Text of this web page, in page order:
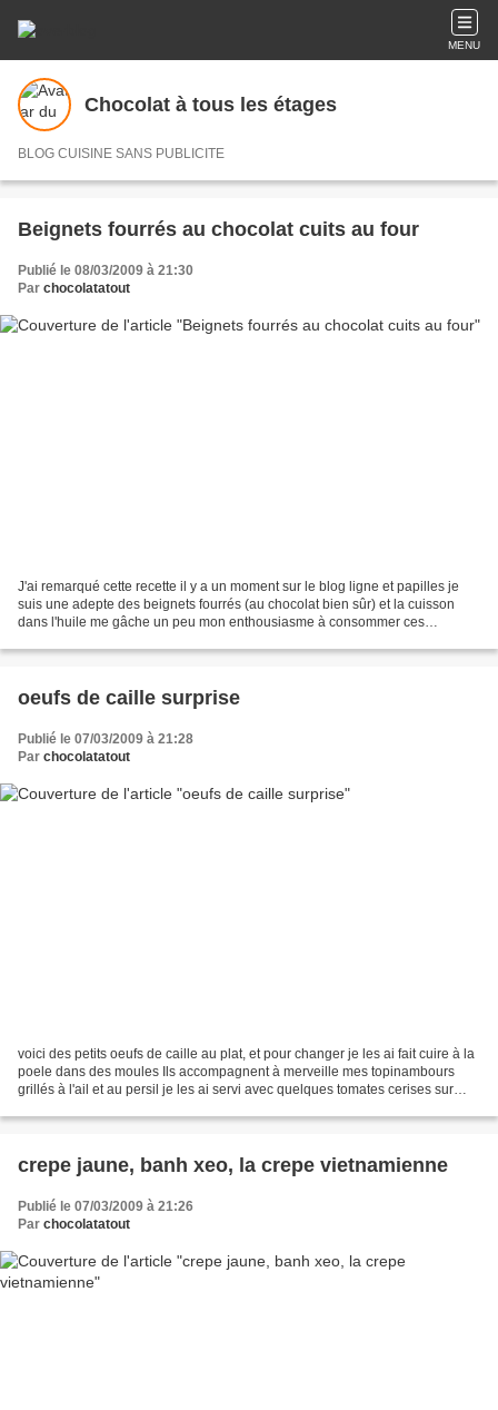
MENU
Chocolat à tous les étages
BLOG CUISINE SANS PUBLICITE
Beignets fourrés au chocolat cuits au four
Publié le 08/03/2009 à 21:30
Par chocolatatout
J'ai remarqué cette recette il y a un moment sur le blog ligne et papilles je
suis une adepte des beignets fourrés (au chocolat bien sûr) et la cuisson
dans l'huile me gâche un peu mon enthousiasme à consommer ces
oeufs de caille surprise
Publié le 07/03/2009 à 21:28
Par chocolatatout
voici des petits oeufs de caille au plat, et pour changer je les ai fait cuire à la
poele dans des moules Ils accompagnent à merveille mes topinambours
grillés à l'ail et au persil je les ai servi avec quelques tomates cerises sur
crepe jaune, banh xeo, la crepe vietnamienne
Publié le 07/03/2009 à 21:26
Par chocolatatout